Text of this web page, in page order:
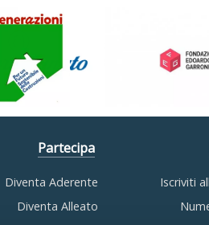
Partecipa
Diventa Aderente
Diventa Alleato
Iscriviti